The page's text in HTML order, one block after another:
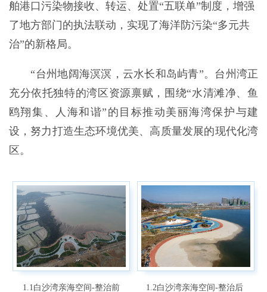
舶港口污染物接收、转运、处置“五联单”制度，增强
了地方部门的执法联动，实现了海洋防污染“多元共
治”的新格局。
“台州地阔海溟溟，云水长和岛屿青”。台州湾正
充分依托独特的湾区资源禀赋，围绕“水清滩净、鱼
鸥翔集、人海和谐”的目标推动美丽海湾保护与建
设，努力打造生态环境优美、高质量发展的现代化湾
区。
1.1白沙湾亲海空间-整治前 1.2白沙湾亲海空间-整治后